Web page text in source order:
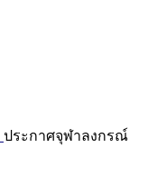
ประกาศจุฬาลงกรณ์